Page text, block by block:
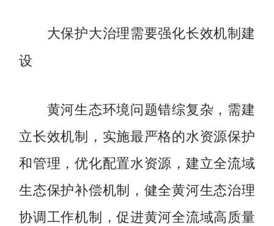
大保护大治理需要强化长效机制建
设
黄河生态环境问题错综复杂，需建
立长效机制，实施最严格的水资源保护
和管理，优化配置水资源，建立全流域
生态保护补偿机制，健全黄河生态治理
协调工作机制，促进黄河全流域高质量